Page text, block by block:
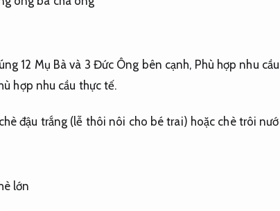
12 Mụ Bà và 3 Đức Ông bên cạnh, Phù hợp nhu
hợp nhu cầu thực tế.
đậu trắng (lễ thôi nôi cho bé trai) hoặc chè trôi
lớn